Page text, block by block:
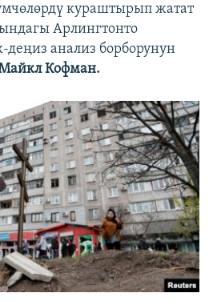
кураштырып жатат
Арлингтонто
анализ борборунун
Кофман.